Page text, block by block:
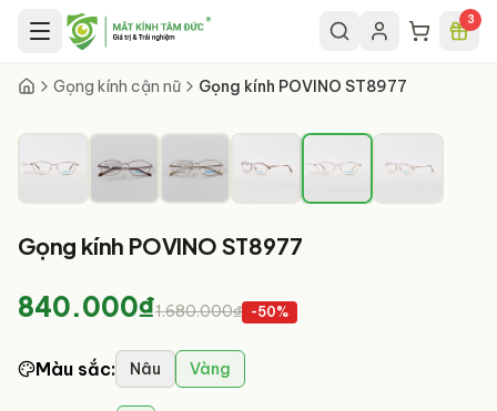
Chuyển đến nội dung chính 3
Gọng kính cận nữ Gọng kính POVINO ST8977
Gọng kính POVINO ST8977
840.000₫1.680.000₫ -50%
Màu sắc: Nâu Vàng